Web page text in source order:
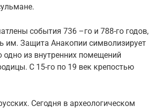
события 736 –го и 788-го годов,
им. Защита Анакопии символизирует
одно из внутренних помещений
С 15-го по 19 век крепостью
Сегодня в археологическом